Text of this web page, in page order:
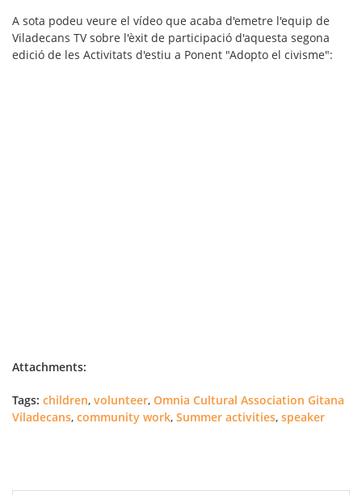
A sota podeu veure el vídeo que acaba d'emetre l'equip de
Viladecans TV sobre l'èxit de participació d'aquesta segona
edició de les Activitats d'estiu a Ponent "Adopto el civisme":
Attachments:
Tags: children, volunteer, Omnia Cultural Association Gitana
Viladecans, community work, Summer activities, speaker